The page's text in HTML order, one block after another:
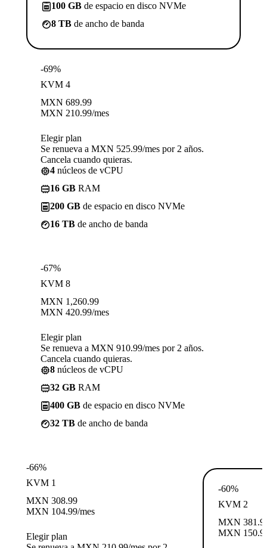
100 GB de espacio en disco NVMe
8 TB de ancho de banda
-69%
KVM 4
MXN 689.99
MXN 210.99/mes
Elegir plan
Se renueva a MXN 525.99/mes por 2 años.
Cancela cuando quieras.
4 núcleos de vCPU
16 GB RAM
200 GB de espacio en disco NVMe
16 TB de ancho de banda
-67%
KVM 8
MXN 1,260.99
MXN 420.99/mes
Elegir plan
Se renueva a MXN 910.99/mes por 2 años.
Cancela cuando quieras.
8 núcleos de vCPU
32 GB RAM
400 GB de espacio en disco NVMe
32 TB de ancho de banda
-66%
KVM 1
MXN 308.99
MXN 104.99/mes
Elegir plan
-60%
KVM 2
MXN
MXN